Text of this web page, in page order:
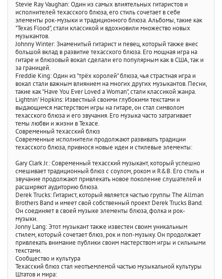
Stevie Ray Vaughan: Один из самых влиятельных гитаристов и
исполнителей техасского блюза, его стиль сочетает в себе
элементы рок-музыки и традиционного блюза. Альбомы, такие как
"Texas Flood", стали классикой и вдохновили множество новых
музыкантов.
Johnny Winter: Знаменитый гитарист и певец, который также внес
большой вклад в развитие техасского блюза. Его мощная игра на
гитаре и блюзовый вокал сделали его популярным как в США, так и
за границей.
Freddie King: Один из "трёх королей" блюза, чья страстная игра и
вокал стали важным влиянием на многих других музыкантов. Песни,
такие как "Have You Ever Loved a Woman", стали классикой жанра.
Lightnin' Hopkins: Известный своими глубокими текстами и
выдающимся мастерством игры на гитаре, он стал символом
техасского блюза и его звучания. Его музыка часто затрагивает
темы любви и жизни в Техасе.
Современный техасский блюз
Современные исполнители продолжают развивать традиции
техасского блюза, привнося новые идеи и стилевые элементы:
Gary Clark Jr.: Современный техасский музыкант, который успешно
смешивает традиционный блюз с соулом, роком и R&B. Его стиль и
звучание продолжают привлекать новое поколение слушателей и
расширяют аудиторию блюза.
Derek Trucks: Гитарист, который является частью группы The Allman
Brothers Band и имеет свой собственный проект Derek Trucks Band.
Он соединяет в своей музыке элементы блюза, фолка и рок-
музыки.
Jonny Lang: Этот музыкант также известен своим уникальным
стилем, который сочетает блюз, рок и поп-музыку. Он продолжает
привлекать внимание публики своим мастерством игры и сильными
текстами.
Сообщество и культура
Техасский блюз стал неотъемлемой частью музыкальной культуры
Штатов и мира: